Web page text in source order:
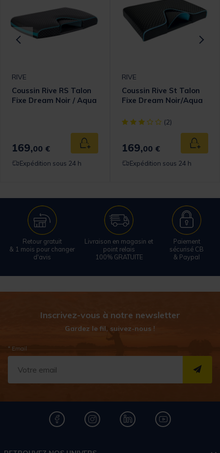
panier
RIVE
Coussin Rive RS Talon
Fixe Dream Noir / Aqua
169,00 € Ajouter au panier
Expédition sous 24 h
RIVE
Coussin Rive St Talon
Fixe Dream Noir/Aqua
[object Object] out of 5
(2)
169,00 €
Expédition sous 24 h
Retour gratuit
& 1 mois pour changer
d'avis
Livraison en magasin et
point relais
100% GRATUITE
Paiement
sécurisé CB
& Paypal
Inscrivez-vous à notre newsletter
Gardez le fil, suivez-nous !
* Email